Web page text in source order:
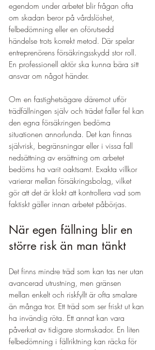
egendom under arbetet blir frågan ofta
om skadan beror på vårdslöshet,
felbedömning eller en oförutsedd
händelse trots korrekt metod. Där spelar
entreprenörens försäkringsskydd stor roll.
En professionell aktör ska kunna bära sitt
ansvar om något händer.
Om en fastighetsägare däremot utför
trädfällningen själv och trädet faller fel kan
den egna försäkringen bedöma
situationen annorlunda. Det kan finnas
självrisk, begränsningar eller i vissa fall
nedsättning av ersättning om arbetet
bedöms ha varit oaktsamt. Exakta villkor
varierar mellan försäkringsbolag, vilket
gör att det är klokt att kontrollera vad som
faktiskt gäller innan arbetet påbörjas.
När egen fällning blir en
större risk än man tänkt
Det finns mindre träd som kan tas ner utan
avancerad utrustning, men gränsen
mellan enkelt och riskfyllt är ofta smalare
än många tror. Ett träd som ser friskt ut kan
ha invändig röta. Ett annat kan vara
påverkat av tidigare stormskador. En liten
felbedömning i fällriktning kan räcka för